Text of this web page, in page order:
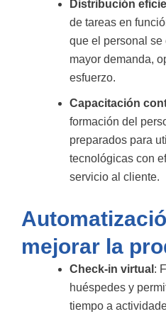
Distribución
de tareas en
que el personal se
mayor demanda,
esfuerzo.
Capacitación
formación del
preparados para
tecnológicas con
servicio al cliente.
mejorar la
Check-in virtual :
huéspedes y
tiempo a